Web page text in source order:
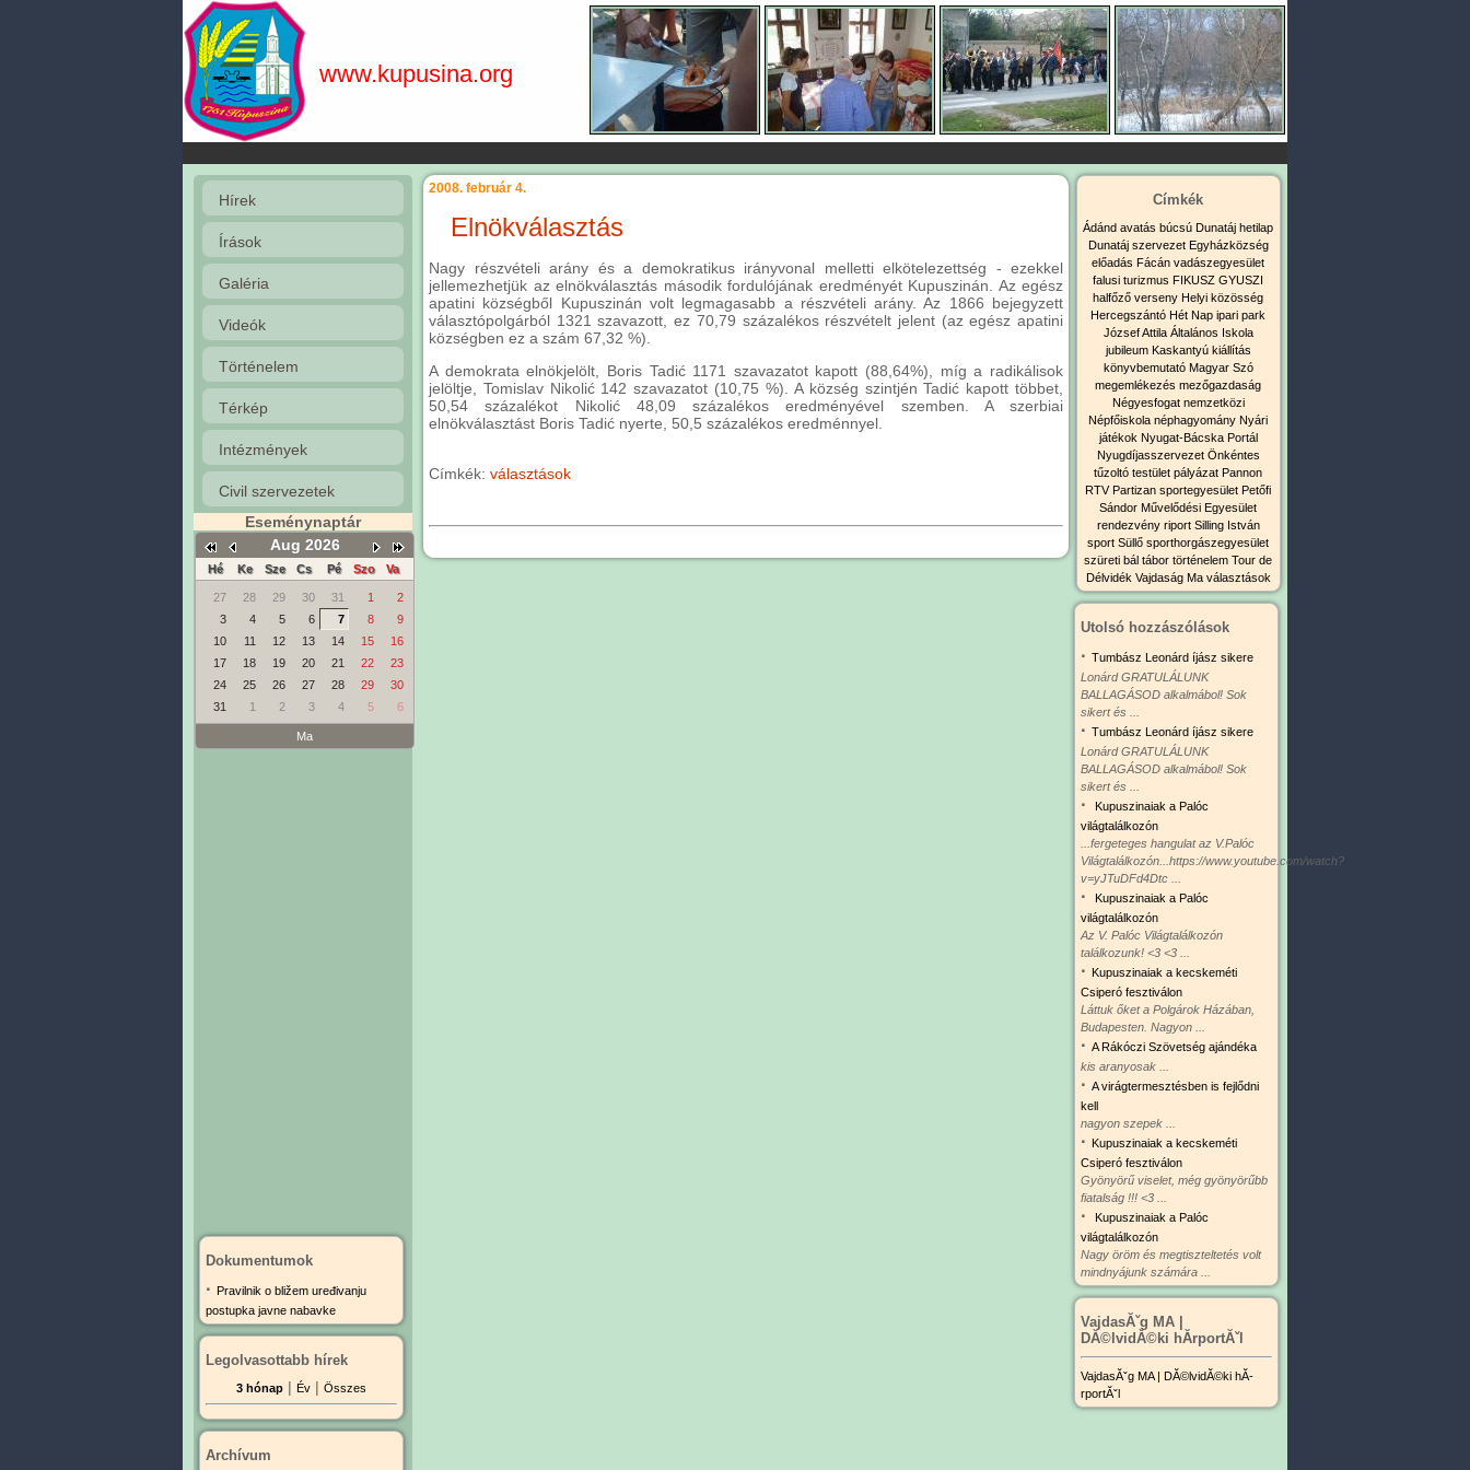
www.kupusina.org
Hírek
Írások
Galéria
Videók
Történelem
Térkép
Intézmények
Civil szervezetek
Eseménynaptár
Aug 2026
Hé Ke Sze Cs Pé Szo Va
27 28 29 30 31 1
2
3
4 5 6 7 8
9
10
11 12 13 14 15
16
17
18 19 20 21 22
23
24
25 26 27 28 29
30
31
1 2 3 4 5 6
Ma
Dokumentumok
· Pravilnik o bližem uređivanju
postupka javne nabavke
Legolvasottabb hírek
3 hónap | Év | Összes
Archívum
2008. február 4.
Elnökválasztás
Nagy részvételi arány és a demokratikus irányvonal melletti elkötelezettség - ezekkel
jellemezhetjük az elnökválasztás második fordulójának eredményét Kupuszinán. Az egész
apatini községből Kupuszinán volt legmagasabb a részvételi arány. Az 1866 bejegyzett
választópolgárból 1321 szavazott, ez 70,79 százalékos részvételt jelent (az egész apatini
községben ez a szám 67,32 %).
A demokrata elnökjelölt, Boris Tadić 1171 szavazatot kapott (88,64%), míg a radikálisok
jelöltje, Tomislav Nikolić 142 szavazatot (10,75 %). A község szintjén Tadić kapott többet,
50,54 százalékot Nikolić 48,09 százalékos eredményével szemben. A szerbiai
elnökválasztást Boris Tadić nyerte, 50,5 százalékos eredménnyel.
Címkék: választások
Címkék
Ádánd avatás búcsú Dunatáj hetilap
Dunatáj szervezet Egyházközség
előadás Fácán vadászegyesület
falusi turizmus FIKUSZ GYUSZI
halfőző verseny Helyi közösség
Hercegszántó Hét Nap ipari park
József Attila Általános Iskola
jubileum Kaskantyú kiállítás
könyvbemutató Magyar Szó
megemlékezés mezőgazdaság
Négyesfogat nemzetközi
Népfőiskola néphagyomány Nyári
játékok Nyugat-Bácska Portál
Nyugdíjasszervezet Önkéntes
tűzoltó testület pályázat Pannon
RTVPartizan sportegyesület Petőfi
Sándor Művelődési Egyesület
rendezvény riport Silling István
sport Süllő sporthorgászegyesület
szüreti bál tábor történelem Tour de
Délvidék Vajdaság Ma választások
Utolsó hozzászólások
· Tumbász Leonárd íjász sikere
Lonárd GRATULÁLUNK
BALLAGÁSOD alkalmábol! Sok
sikert és ...
· Tumbász Leonárd íjász sikere
Lonárd GRATULÁLUNK
BALLAGÁSOD alkalmábol! Sok
sikert és ...
·
Kupuszinaiak a Palóc
világtalálkozón
...fergeteges hangulat az V.Palóc
Világtalálkozón...https://www.youtube.com/watch?
v=yJTuDFd4Dtc ...
·
Kupuszinaiak a Palóc
világtalálkozón
Az V. Palóc Világtalálkozón
találkozunk! <3 <3 ...
· Kupuszinaiak a kecskeméti
Csiperó fesztiválon
Láttuk őket a Polgárok Házában,
Budapesten. Nagyon ...
· A Rákóczi Szövetség ajándéka
kis aranyosak ...
· A virágtermesztésben is fejlődni
kell
nagyon szepek ...
· Kupuszinaiak a kecskeméti
Csiperó fesztiválon
Gyönyörű viselet, még gyönyörűbb
fiatalság !!! <3 ...
·
Kupuszinaiak a Palóc
világtalálkozón
Nagy öröm és megtiszteltetés volt
mindnyájunk számára ...
VajdasĂˇg MA |
DĂ©lvidĂ©ki hĂ­rportĂˇl
VajdasĂˇg MA | DĂ©lvidĂ©ki hĂ­
rportĂˇl